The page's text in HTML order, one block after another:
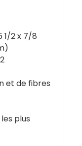
1/2 x 7/8
et de fibres
plus